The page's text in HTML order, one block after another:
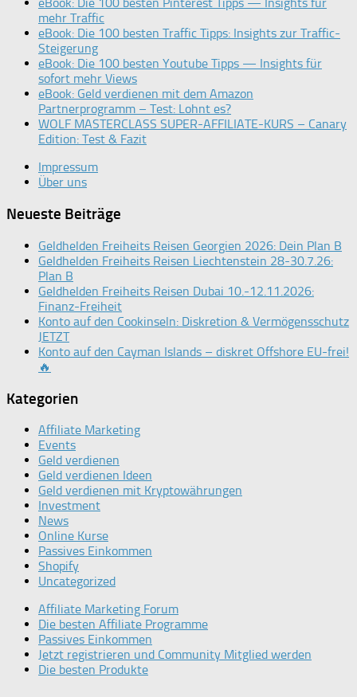
eBook: Die 100 besten Pinterest Tipps — Insights für
mehr Traffic
eBook: Die 100 besten Traffic Tipps: Insights zur Traffic-
Steigerung
eBook: Die 100 besten Youtube Tipps — Insights für
sofort mehr Views
eBook: Geld verdienen mit dem Amazon
Partnerprogramm – Test: Lohnt es?
WOLF MASTERCLASS SUPER-AFFILIATE-KURS – Canary
Edition: Test & Fazit
Impressum
Über uns
Neueste Beiträge
Geldhelden Freiheits Reisen Georgien 2026: Dein Plan B
Geldhelden Freiheits Reisen Liechtenstein 28-30.7.26:
Plan B
Geldhelden Freiheits Reisen Dubai 10.-12.11.2026:
Finanz-Freiheit
Konto auf den Cookinseln: Diskretion & Vermögensschutz
JETZT
Konto auf den Cayman Islands – diskret Offshore EU-frei!
🔥
Kategorien
Affiliate Marketing
Events
Geld verdienen
Geld verdienen Ideen
Geld verdienen mit Kryptowährungen
Investment
News
Online Kurse
Passives Einkommen
Shopify
Uncategorized
Affiliate Marketing Forum
Die besten Affiliate Programme
Passives Einkommen
Jetzt registrieren und Community Mitglied werden
Die besten Produkte